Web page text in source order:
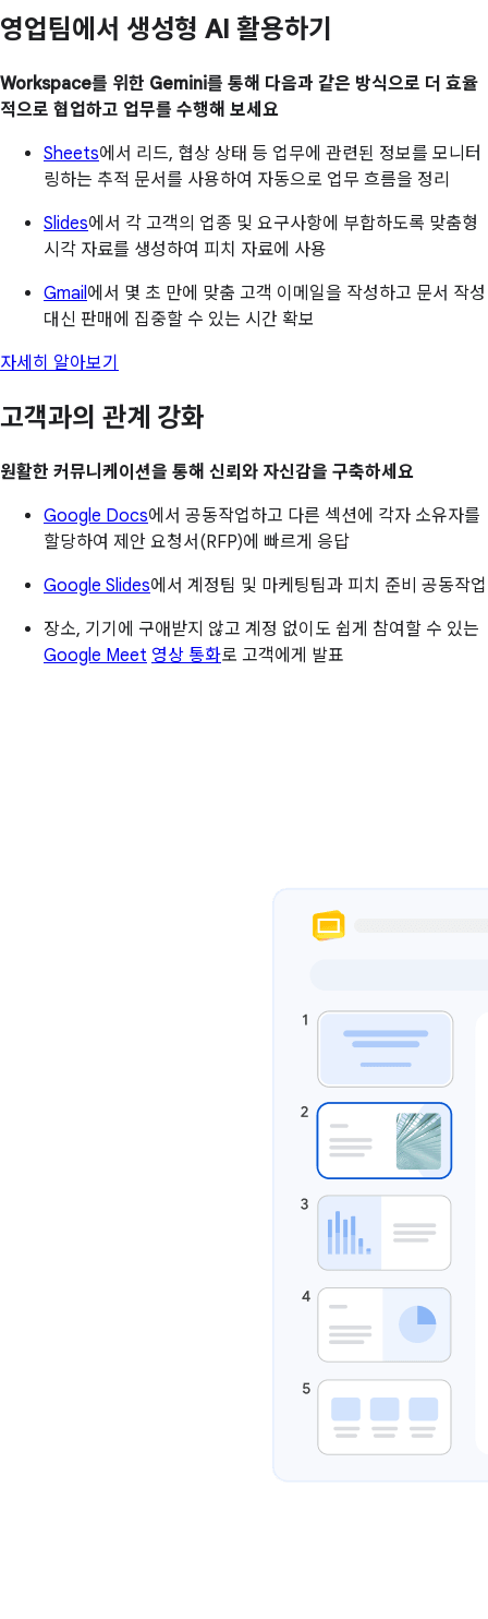
영업팀에서 생성형 AI 활용하기
Workspace를 위한 Gemini를 통해 다음과 같은 방식으로 더 효율
적으로 협업하고 업무를 수행해 보세요
Sheets에서 리드, 협상 상태 등 업무에 관련된 정보를 모니터
링하는 추적 문서를 사용하여 자동으로 업무 흐름을 정리
Slides에서 각 고객의 업종 및 요구사항에 부합하도록 맞춤형
시각 자료를 생성하여 피치 자료에 사용
Gmail 에서 몇 초 만에 맞춤 고객 이메일을 작성하고 문서 작성
대신 판매에 집중할 수 있는 시간 확보
자세히 알아보기
고객과의 관계 강화
원활한 커뮤니케이션을 통해 신뢰와 자신감을 구축하세요
Google Docs에서 공동작업하고 다른 섹션에 각자 소유자를
할당하여 제안 요청서(RFP)에 빠르게 응답
Google Slides에서 계정팀 및 마케팅팀과 피치 준비 공동작업
장소, 기기에 구애받지 않고 계정 없이도 쉽게 참여할 수 있는
Google Meet 영상 통화로 고객에게 발표